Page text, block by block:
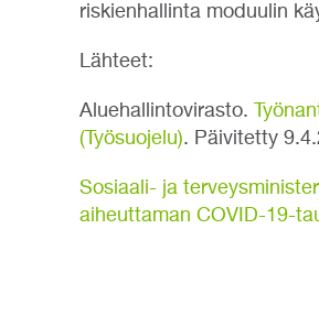
riskienhallinta moduulin
Lähteet:
Aluehallintovirasto.
(Työsuojelu). Päivitetty
Sosiaali- ja
aiheuttaman COVID-19-